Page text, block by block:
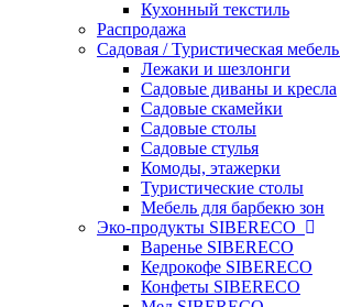
Кухонный текстиль
Распродажа
Садовая / Туристическая мебель
Лежаки и шезлонги
Садовые диваны и кресла
Садовые скамейки
Садовые столы
Садовые стулья
Комоды, этажерки
Туристические столы
Мебель для барбекю зон
Эко-продукты SIBERECO
Варенье SIBERECO
Кедрокофе SIBERECO
Конфеты SIBERECO